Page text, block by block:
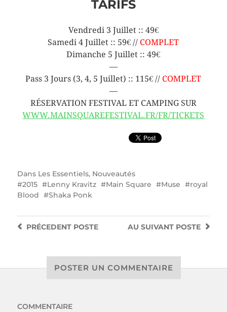
TARIFS
Vendredi 3 Juillet :: 49€
Samedi 4 Juillet :: 59€ // COMPLET
Dimanche 5 Juillet :: 49€
—
Pass 3 Jours (3, 4, 5 Juillet) :: 115€ // COMPLET
—
RÉSERVATION FESTIVAL ET CAMPING SUR
WWW.MAINSQUAREFESTIVAL.FR/FR/TICKETS
Dans Les Essentiels, Nouveautés
2015
Lenny Kravitz Main Square Muse
royal
Blood
Shaka Ponk
AU SUIVANT POSTE
PRÉCEDENTPOSTE
POSTER UN COMMENTAIRE
COMMENTAIRE